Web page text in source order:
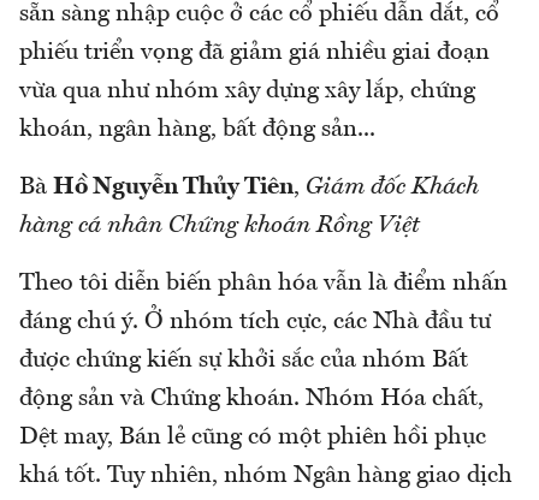
sẵn sàng nhập cuộc ở các cổ phiếu dẫn dắt, cổ
phiếu triển vọng đã giảm giá nhiều giai đoạn
vừa qua như nhóm xây dựng xây lắp, chứng
khoán, ngân hàng, bất động sản...
Bà Hồ Nguyễn Thủy Tiên, Giám đốc Khách
hàng cá nhân Chứng khoán Rồng Việt
Theo tôi diễn biến phân hóa vẫn là điểm nhấn
đáng chú ý. Ở nhóm tích cực, các Nhà đầu tư
được chứng kiến sự khởi sắc của nhóm Bất
động sản và Chứng khoán. Nhóm Hóa chất,
Dệt may, Bán lẻ cũng có một phiên hồi phục
khá tốt. Tuy nhiên, nhóm Ngân hàng giao dịch